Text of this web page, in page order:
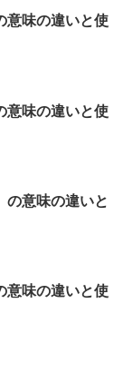
意味の違いと使
意味の違いと使
の意味の違いと
意味の違いと使